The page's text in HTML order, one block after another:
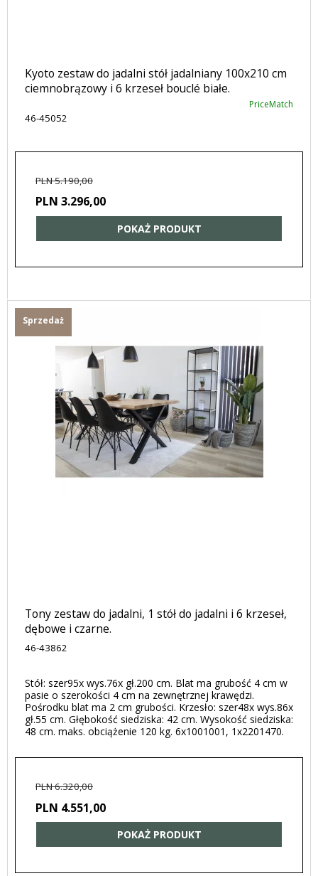
Kyoto zestaw do jadalni stół jadalniany 100x210 cm
ciemnobrązowy i 6 krzeseł bouclé białe.
PriceMatch
46-45052
PLN 5.190,00
PLN 3.296,00
POKAŻ PRODUKT
Sprzedaż
Tony zestaw do jadalni, 1 stół do jadalni i 6 krzeseł,
dębowe i czarne.
46-43862
Stół: szer95x wys.76x gł.200 cm. Blat ma grubość 4 cm w
pasie o szerokości 4 cm na zewnętrznej krawędzi.
Pośrodku blat ma 2 cm grubości. Krzesło: szer48x wys.86x
gł.55 cm. Głębokość siedziska: 42 cm. Wysokość siedziska:
48 cm. maks. obciążenie 120 kg. 6x1001001, 1x2201470.
PLN 6.320,00
PLN 4.551,00
POKAŻ PRODUKT